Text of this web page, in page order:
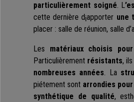
particulièrement soigné. L
cette dernière d¡apporter une
placer : salle de réunion, salle
Les matériaux choisis
Particulièrement résistants,
nombreuses années. La
piétement sont arrondies
synthétique de qualité,